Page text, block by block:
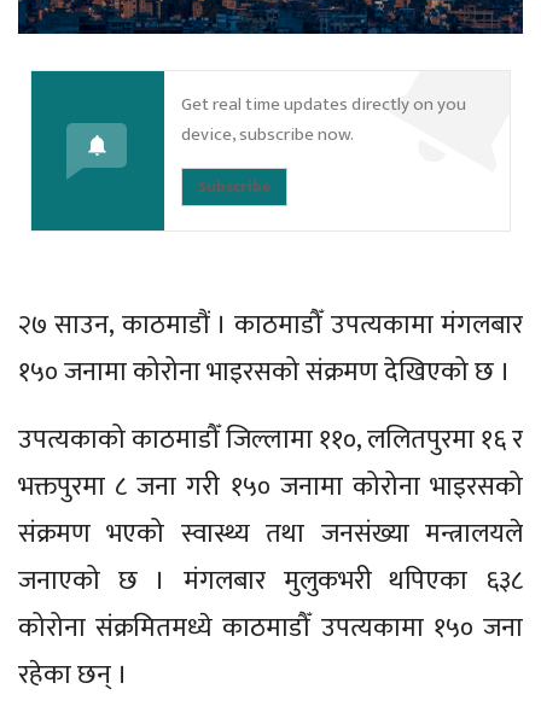
Get real time updates directly on you
device, subscribe now.
Subscribe
२७ साउन, काठमाडौं । काठमाडौँ उपत्यकामा मंगलबार
१५० जनामा कोरोना भाइरसको संक्रमण देखिएको छ ।
उपत्यकाको काठमाडौँ जिल्लामा ११०, ललितपुरमा १६ र
भक्तपुरमा ८ जना गरी १५० जनामा कोरोना भाइरसको
संक्रमण भएको स्वास्थ्य तथा जनसंख्या मन्त्रालयले
जनाएको छ । मंगलबार मुलुकभरी थपिएका ६३८
कोरोना संक्रमितमध्ये काठमाडौँ उपत्यकामा १५० जना
रहेका छन् ।